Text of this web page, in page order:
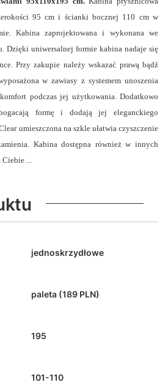
95 cm i ścianki bocznej 110 cm w
Kabina zaprojektowana i wykonana we
Dzięki uniwersalnej formie kabina nadaje się
Przy zakupie należy wskazać prawą bądź
w zawiasy z systemem unoszenia
podczas jej użytkowania. Dodatkowo
formę i dodają jej eleganckiego
umieszczona na szkle ułatwia czyszczenie
Kabina dostępna również w innych
Ciebie ...
jednoskrzydłowe
paleta (189 PLN)
195
101-110